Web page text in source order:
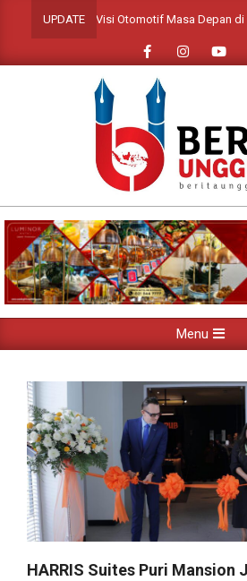
UPDATE
Visi Otomotif Masa Depan di GIIAS 2026
Navigation
Menu
HARRIS Suites Puri Mansion